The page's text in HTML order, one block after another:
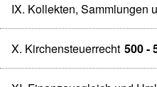
IX. Kollekten, Sammlungen
X. Kirchensteuerrecht 500 -